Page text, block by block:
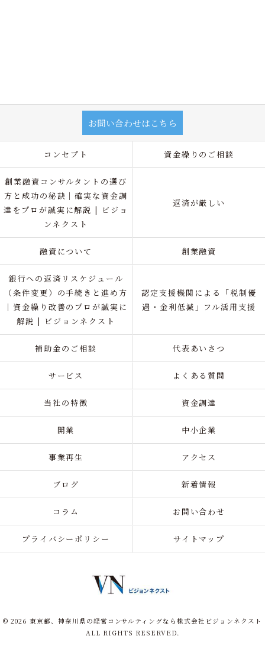
お問い合わせはこちら
コンセプト 資金繰りのご相談
創業融資コンサルタントの選び
方と成功の秘訣｜確実な資金調
達をプロが誠実に解説 | ビジョ
ンネクスト
返済が厳しい
融資について 創業融資
銀行への返済リスケジュール
（条件変更）の手続きと進め方
｜資金繰り改善のプロが誠実に
解説 | ビジョンネクスト
認定支援機関による「税制優
遇・金利低減」フル活用支援
補助金のご相談 代表あいさつ
サービス よくある質問
当社の特徴 資金調達
開業 中小企業
事業再生 アクセス
ブログ 新着情報
コラム お問い合わせ
プライバシーポリシー サイトマップ
© 2026 東京都、神奈川県の経営コンサルティングなら株式会社ビジョンネクスト
ALL RIGHTS RESERVED.